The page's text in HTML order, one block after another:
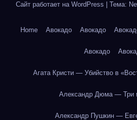
Сайт работает на WordPress Тема:
Home Авокадо Авокадо
Авокадо
Агата Кристи — Убийство в
Александр Дюма — Три
Александр Пушкин —